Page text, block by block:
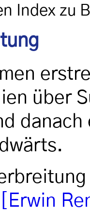
Index zu
über
[Erwin